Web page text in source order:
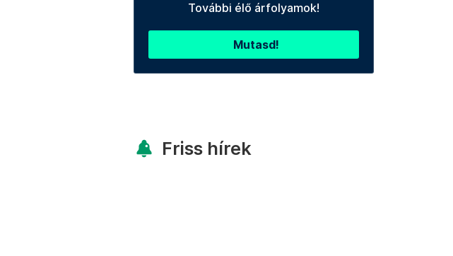
További élő árfolyamok!
Mutasd!
Friss hírek